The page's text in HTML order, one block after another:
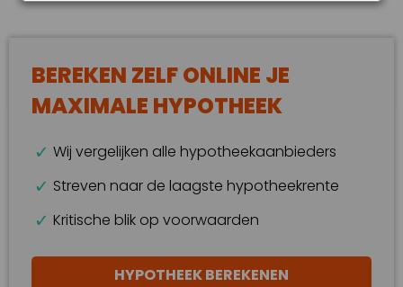
BEREKEN ZELF ONLINE JE
MAXIMALE HYPOTHEEK
Wij vergelijken alle hypotheekaanbieders
Streven naar de laagste hypotheekrente
Kritische blik op voorwaarden
HYPOTHEEK BEREKENEN